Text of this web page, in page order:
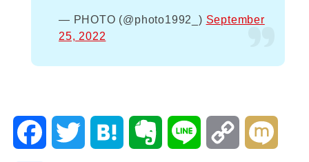
— PHOTO (@photo1992_) September
25, 2022